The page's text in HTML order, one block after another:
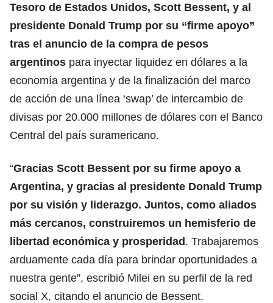
Tesoro de Estados Unidos, Scott Bessent, y al
presidente Donald Trump por su “firme apoyo”
tras el anuncio de la compra de pesos
argentinos para inyectar liquidez en dólares a la
economía argentina y de la finalización del marco
de acción de una línea ‘swap’ de intercambio de
divisas por 20.000 millones de dólares con el Banco
Central del país suramericano.
“Gracias Scott Bessent por su firme apoyo a
Argentina, y gracias al presidente Donald Trump
por su visión y liderazgo. Juntos, como aliados
más cercanos, construiremos un hemisferio de
libertad económica y prosperidad. Trabajaremos
arduamente cada día para brindar oportunidades a
nuestra gente”, escribió Milei en su perfil de la red
social X, citando el anuncio de Bessent.